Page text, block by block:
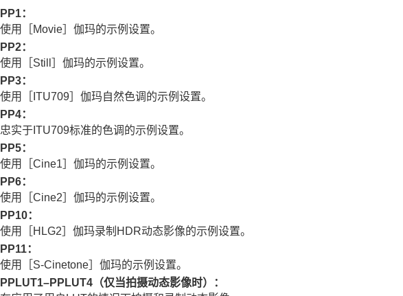
使用触摸功能
使用变焦
减少模糊
降噪
动态影像录音
在录制动态影像过程中创建静止影像
实时流式传输视频与音频
自定义相机
观看
改变相机设置
PP1：
使用
［Movie］ 伽玛的示例设置。
PP2：
使用
［Still］ 伽玛的示例设置。
PP3：
使用
［ITU709］ 伽玛自然色调的示例设置。
PP4：
忠实于ITU709标准的色调的示例设置。
PP5：
使用
［Cine1］ 伽玛的示例设置。
PP6：
使用
［Cine2］ 伽玛的示例设置。
PP10：
使用
［HLG2］ 伽玛录制HDR动态影像的示例设置。
PP11：
使用
［S-Cinetone］ 伽玛的示例设置。
PPLUT1–PPLUT4（仅当拍摄动态影像时）：